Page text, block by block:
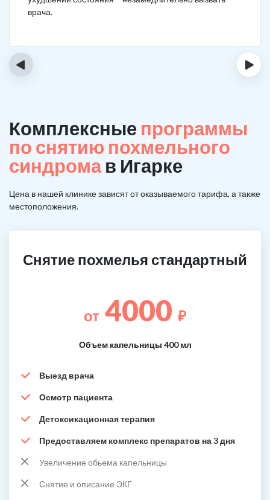
врача.
‹ ›
Комплексные программы
по снятию похмельного
синдромав Игарке
Цена в нашей клинике зависят от оказываемого тарифа, а также
местоположения.
Снятие похмелья стандартный
от 4000 ₽
Объем капельницы 400 мл
Выезд врача
Осмотр пациента
Детоксикационная терапия
Предоставляем комплекс препаратов на 3 дня
Увеличение обьема капельницы
Снятие и описание ЭКГ